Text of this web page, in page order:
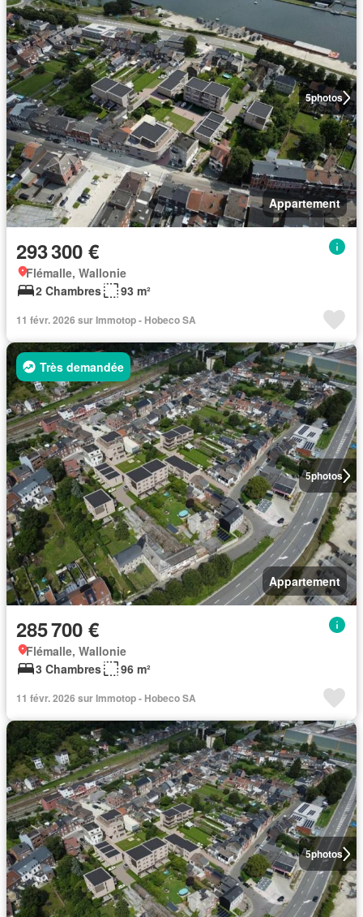
5photos
Appartement
293 300 €
Flémalle, Wallonie
2 Chambres
93 m²
11 févr. 2026 sur Immotop - Hobeco SA
5photos
Très demandée
Appartement
285 700 €
Flémalle, Wallonie
3 Chambres
96 m²
11 févr. 2026 sur Immotop - Hobeco SA
5photos